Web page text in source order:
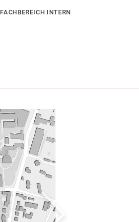
FACHBEREICH INTERN
weiter